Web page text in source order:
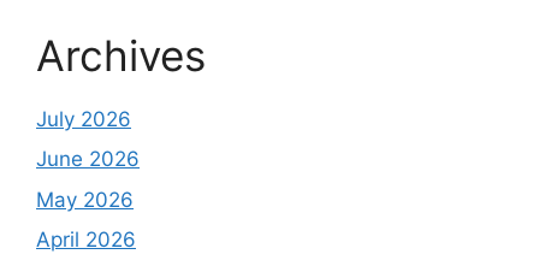
Archives
July 2026
June 2026
May 2026
April 2026